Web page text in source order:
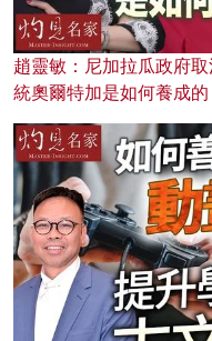
趙靈敏：尼加拉瓜政府
統奧爾特加是如何養成的